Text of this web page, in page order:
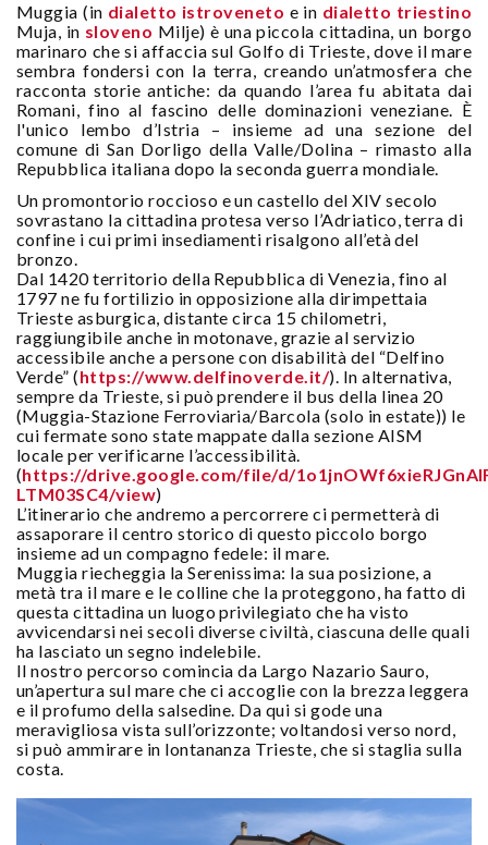
Muggia (in dialetto istroveneto e in dialetto triestino
Muja, in sloveno Milje) è una piccola cittadina, un borgo
marinaro che si affaccia sul Golfo di Trieste, dove il mare
sembra fondersi con la terra, creando un’atmosfera che
racconta storie antiche: da quando l’area fu abitata dai
Romani, fino al fascino delle dominazioni veneziane. È
l'unico lembo d’Istria – insieme ad una sezione del
comune di San Dorligo della Valle/Dolina – rimasto alla
Repubblica italiana dopo la seconda guerra mondiale.
Un promontorio roccioso e un castello del XIV secolo
sovrastano la cittadina protesa verso l’Adriatico, terra di
confine i cui primi insediamenti risalgono all’età del
bronzo.
Dal 1420 territorio della Repubblica di Venezia, fino al
1797 ne fu fortilizio in opposizione alla dirimpettaia
Trieste asburgica, distante circa 15 chilometri,
raggiungibile anche in motonave, grazie al servizio
accessibile anche a persone con disabilità del “Delfino
Verde” (https://www.delfinoverde.it/). In alternativa,
sempre da Trieste, si può prendere il bus della linea 20
(Muggia-Stazione Ferroviaria/Barcola (solo in estate)) le
cui fermate sono state mappate dalla sezione AISM
locale per verificarne l’accessibilità.
(https://drive.google.com/file/d/
LTM03SC4/view)
L’itinerario che andremo a percorrere ci permetterà di
assaporare il centro storico di questo piccolo borgo
insieme ad un compagno fedele: il mare.
Muggia riecheggia la Serenissima: la sua posizione, a
metà tra il mare e le colline che la proteggono, ha fatto di
questa cittadina un luogo privilegiato che ha visto
avvicendarsi nei secoli diverse civiltà, ciascuna delle quali
ha lasciato un segno indelebile.
Il nostro percorso comincia da Largo Nazario Sauro,
un’apertura sul mare che ci accoglie con la brezza leggera
e il profumo della salsedine. Da qui si gode una
meravigliosa vista sull’orizzonte; voltandosi verso nord,
si può ammirare in lontananza Trieste, che si staglia sulla
costa.